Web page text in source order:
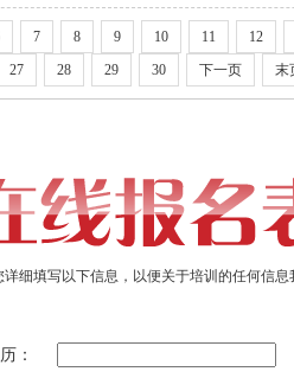
7 8 9 10 11 12
27 28 29 30 下一页 末
详细填写以下信息，以便关于培训的任何信息
：